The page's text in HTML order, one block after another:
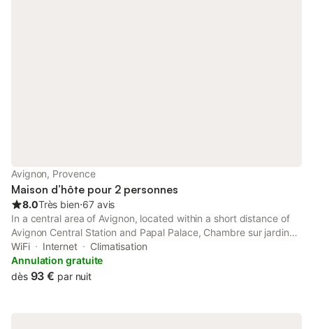
Avignon, Provence
Maison d’hôte pour 2 personnes
8.0Très bien⋅67 avis
In a central area of Avignon, located within a short distance of
Avignon Central Station and Papal Palace, Chambre sur jardin
secret - Avignon Centre - Climatisée offers free WiFi, air
conditioning and household amenities such as a microwave
and...
WiFi Internet
Climatisation
Annulation gratuite
dès 93 € par nuit